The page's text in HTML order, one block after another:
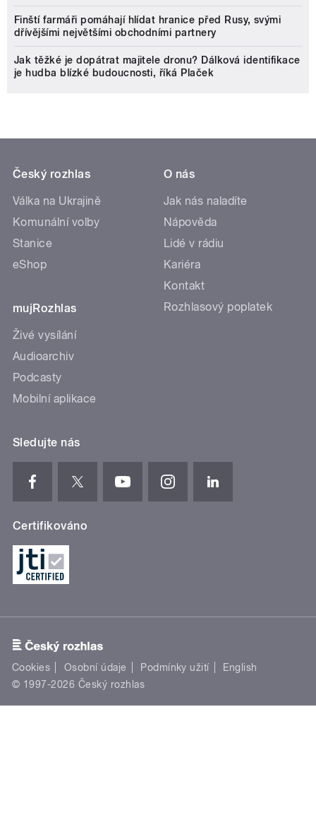
Finští farmáři pomáhají hlídat hranice před Rusy, svými
dřívějšími největšími obchodními partnery
Jak těžké je dopátrat majitele dronu? Dálková identifikace
je hudba blízké budoucnosti, říká Plaček
Český rozhlas
Válka na Ukrajině
Komunální volby
Stanice
eShop
mujRozhlas
Živé vysílání
Audioarchiv
Podcasty
Mobilní aplikace
O nás
Jak nás naladíte
Nápověda
Lidé v rádiu
Kariéra
Kontakt
Rozhlasový poplatek
Sledujte nás
Certifikováno
Cookies Osobní údaje Podmínky užití
English
© 1997-2026 Český rozhlas